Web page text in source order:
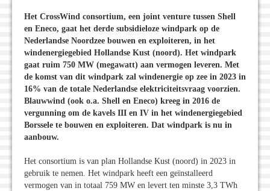
Het CrossWind consortium, een joint venture tussen Shell
en Eneco, gaat het derde subsidieloze windpark op de
Nederlandse Noordzee bouwen en exploiteren, in het
windenergiegebied Hollandse Kust (noord). Het windpark
gaat ruim 750 MW (megawatt) aan vermogen leveren. Met
de komst van dit windpark zal windenergie op zee in 2023 in
16% van de totale Nederlandse elektriciteitsvraag voorzien.
Blauwwind (ook o.a. Shell en Eneco) kreeg in 2016 de
vergunning om de kavels III en IV in het windenergiegebied
Borssele te bouwen en exploiteren. Dat windpark is nu in
aanbouw.
Het consortium is van plan Hollandse Kust (noord) in 2023 in
gebruik te nemen. Het windpark heeft een geïnstalleerd
vermogen van in totaal 759 MW en levert ten minste 3,3 TWh